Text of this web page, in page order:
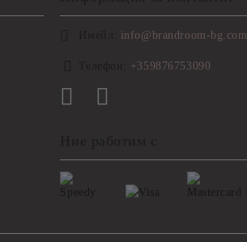
info@brandroom-bg.com
+359876753090